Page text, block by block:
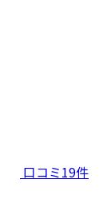
口コミ19件